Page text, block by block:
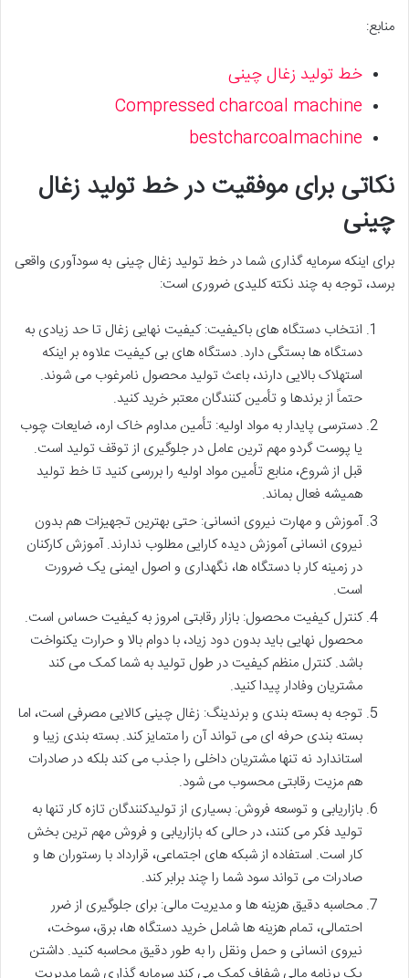
منابع:
خط تولید زغال چینی
Compressed charcoal machine
bestcharcoalmachine
نکاتی برای موفقیت در خط تولید زغال
چینی
برای اینکه سرمایه گذاری شما در خط تولید زغال چینی به سودآوری واقعی
برسد، توجه به چند نکته کلیدی ضروری است:
انتخاب دستگاه های باکیفیت: کیفیت نهایی زغال تا حد زیادی به
دستگاه ها بستگی دارد. دستگاه های بی کیفیت علاوه بر اینکه
استهلاک بالایی دارند، باعث تولید محصول نامرغوب می شوند.
حتماً از برندها و تأمین کنندگان معتبر خرید کنید.
دسترسی پایدار به مواد اولیه: تأمین مداوم خاک اره، ضایعات چوب
یا پوست گردو مهم ترین عامل در جلوگیری از توقف تولید است.
قبل از شروع، منابع تأمین مواد اولیه را بررسی کنید تا خط تولید
همیشه فعال بماند.
آموزش و مهارت نیروی انسانی: حتی بهترین تجهیزات هم بدون
نیروی انسانی آموزش دیده کارایی مطلوب ندارند. آموزش کارکنان
در زمینه کار با دستگاه ها، نگهداری و اصول ایمنی یک ضرورت
است.
کنترل کیفیت محصول: بازار رقابتی امروز به کیفیت حساس است.
محصول نهایی باید بدون دود زیاد، با دوام بالا و حرارت یکنواخت
باشد. کنترل منظم کیفیت در طول تولید به شما کمک می کند
مشتریان وفادار پیدا کنید.
توجه به بسته بندی و برندینگ: زغال چینی کالایی مصرفی است، اما
بسته بندی حرفه ای می تواند آن را متمایز کند. بسته بندی زیبا و
استاندارد نه تنها مشتریان داخلی را جذب می کند بلکه در صادرات
هم مزیت رقابتی محسوب می شود.
بازاریابی و توسعه فروش: بسیاری از تولیدکنندگان تازه کار تنها به
تولید فکر می کنند، در حالی که بازاریابی و فروش مهم ترین بخش
کار است. استفاده از شبکه های اجتماعی، قرارداد با رستوران ها و
صادرات می تواند سود شما را چند برابر کند.
محاسبه دقیق هزینه ها و مدیریت مالی: برای جلوگیری از ضرر
احتمالی، تمام هزینه ها شامل خرید دستگاه ها، برق، سوخت،
نیروی انسانی و حمل ونقل را به طور دقیق محاسبه کنید. داشتن